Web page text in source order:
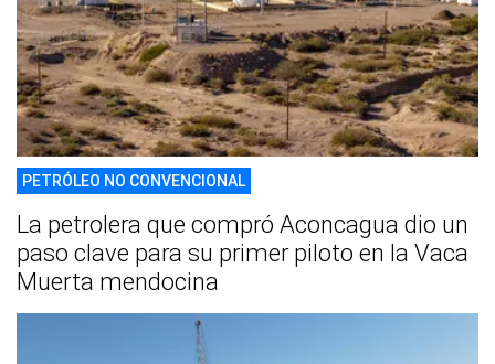
PETRÓLEO NO CONVENCIONAL
La petrolera que compró Aconcagua dio un
paso clave para su primer piloto en la Vaca
Muerta mendocina